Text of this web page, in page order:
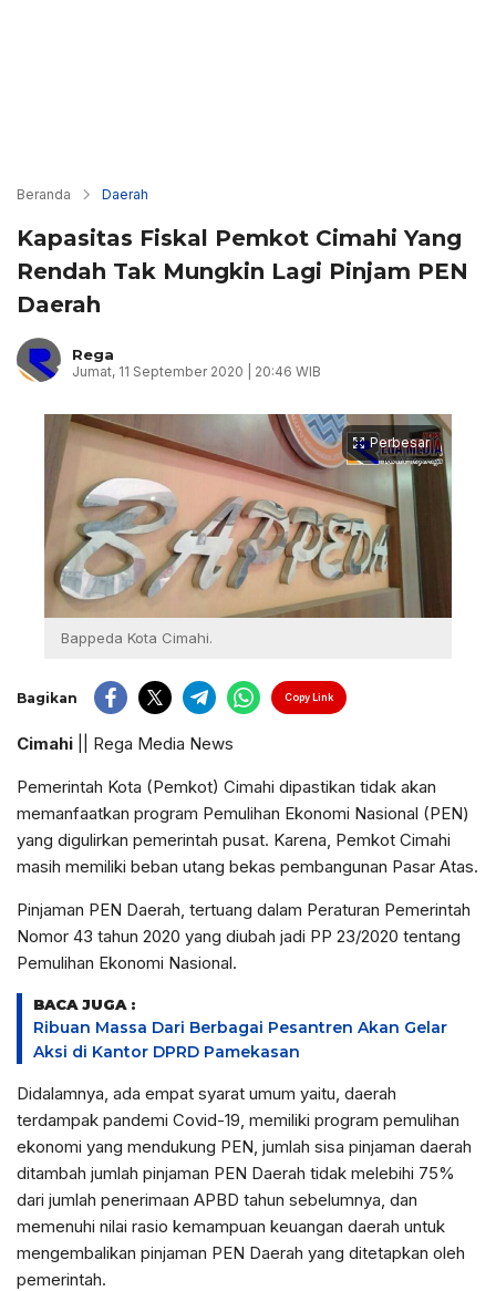
Beranda Daerah
Kapasitas Fiskal Pemkot Cimahi Yang
Rendah Tak Mungkin Lagi Pinjam PEN
Daerah
Rega
Jumat, 11 September 2020 | 20:46 WIB
Perbesar
Bappeda Kota Cimahi.
Bagikan Copy Link
Cimahi || Rega Media News
Pemerintah Kota (Pemkot) Cimahi dipastikan tidak akan
memanfaatkan program Pemulihan Ekonomi Nasional (PEN)
yang digulirkan pemerintah pusat. Karena, Pemkot Cimahi
masih memiliki beban utang bekas pembangunan Pasar Atas.
Pinjaman PEN Daerah, tertuang dalam Peraturan Pemerintah
Nomor 43 tahun 2020 yang diubah jadi PP 23/2020 tentang
Pemulihan Ekonomi Nasional.
BACA JUGA :
Ribuan Massa Dari Berbagai Pesantren Akan Gelar
Aksi di Kantor DPRD Pamekasan
Didalamnya, ada empat syarat umum yaitu, daerah
terdampak pandemi Covid-19, memiliki program pemulihan
ekonomi yang mendukung PEN, jumlah sisa pinjaman daerah
ditambah jumlah pinjaman PEN Daerah tidak melebihi 75%
dari jumlah penerimaan APBD tahun sebelumnya, dan
memenuhi nilai rasio kemampuan keuangan daerah untuk
mengembalikan pinjaman PEN Daerah yang ditetapkan oleh
pemerintah.